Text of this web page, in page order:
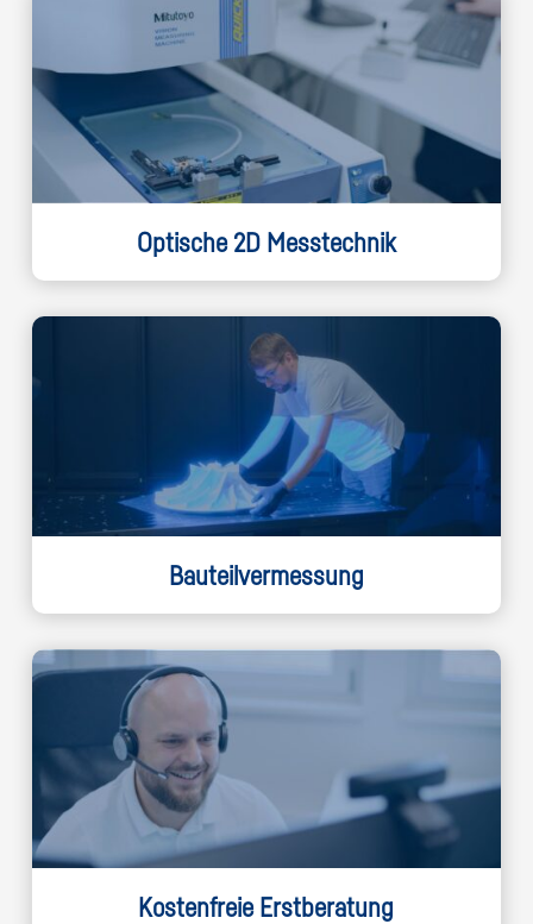
Optische 2D Messtechnik
Bauteilvermessung
Kostenfreie Erstberatung